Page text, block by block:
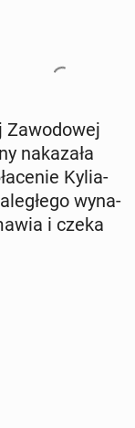
Za­wo­do­wej
na­ka­za­ła
Ky­lia­
wy­na­
i czeka